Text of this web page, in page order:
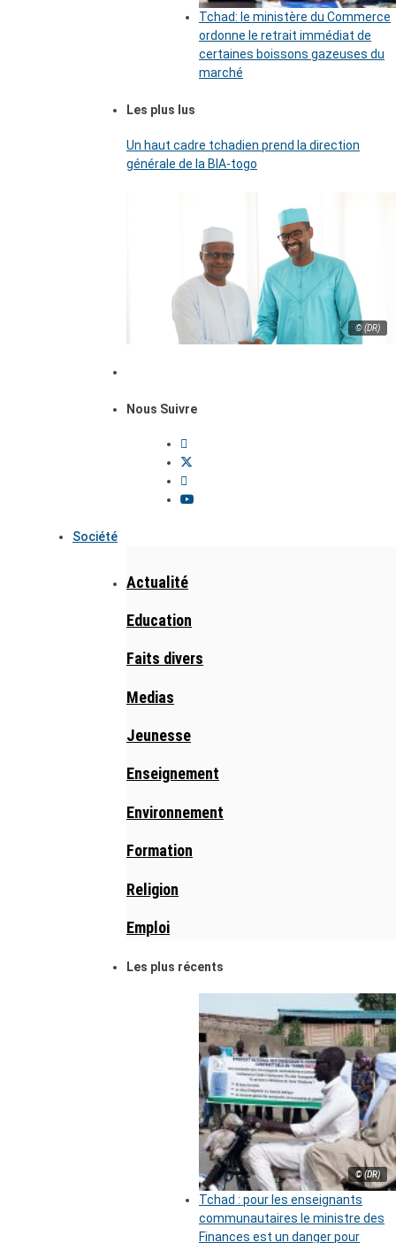
Tchad: le ministère du Commerce
ordonne le retrait immédiat de
certaines boissons gazeuses du
marché
Les plus lus
Un haut cadre tchadien prend la direction
générale de la BIA-togo
© (DR)
Nous Suivre
Société
Actualité
Education
Faits divers
Medias
Jeunesse
Enseignement
Environnement
Formation
Religion
Emploi
Les plus récents
© (DR)
Tchad : pour les enseignants
communautaires le ministre des
Finances est un danger pour